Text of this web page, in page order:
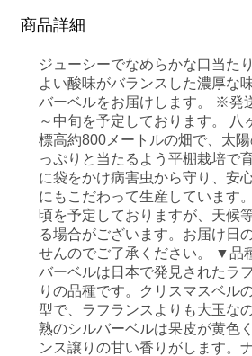
商品詳細
ジューシーでなめらかな口当た
よい酸味がバランスした濃厚な
バーベルをお届けします。 ※発
～中旬を予定しております。 八
標高約800メートルの畑で、太
っぷりと当たるよう平棚栽培で
に袋をかけ病害虫から守り、安
にもこだわって生産しています
頃を予定しておりますが、天候
る場合がございます。お届け日
せんのでご了承ください。 ▼品
バーベルは日本で発見されたラ
りの品種です。クリスマスベル
型で、ラフランスよりも大玉な
熟のシルバーベルは果皮が黄色
ンス譲りの甘い香りがします。